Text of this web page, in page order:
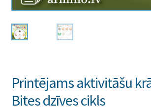
Printējams aktivitāšu
Bites dzīves cikls